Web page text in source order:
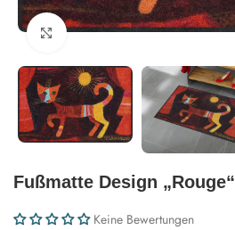
Zum Vergrößern klicken
Fußmatte Design „Rouge“
Keine Bewertungen